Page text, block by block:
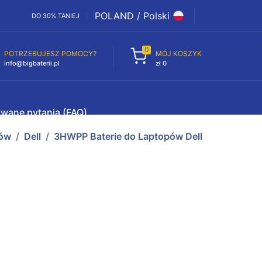
DO 30% TANIEJ POLAND / Polski
POTRZEBUJESZ POMOCY?
info@bigbaterii.pl
0 MÓJ KOSZYK
zł 0
pytania (FAQ)
Dell 3HWPP Baterie do Laptopów Dell